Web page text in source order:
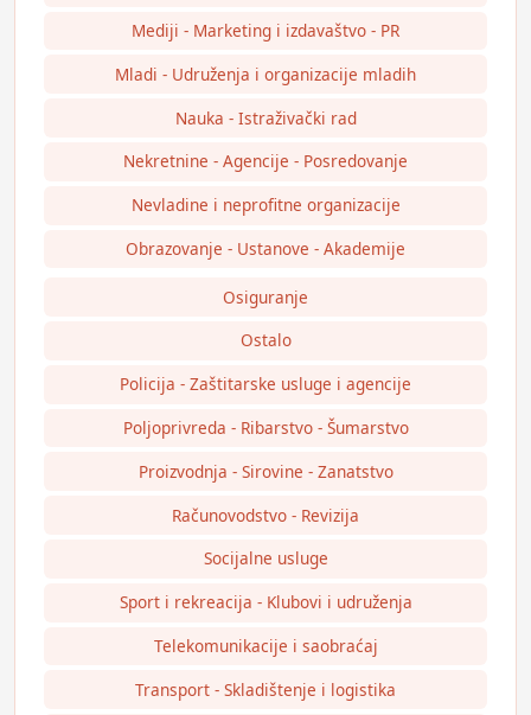
Mediji - Marketing i izdavaštvo - PR
Mladi - Udruženja i organizacije mladih
Nauka - Istraživački rad
Nekretnine - Agencije - Posredovanje
Nevladine i neprofitne organizacije
Obrazovanje - Ustanove - Akademije
Osiguranje
Ostalo
Policija - Zaštitarske usluge i agencije
Poljoprivreda - Ribarstvo - Šumarstvo
Proizvodnja - Sirovine - Zanatstvo
Računovodstvo - Revizija
Socijalne usluge
Sport i rekreacija - Klubovi i udruženja
Telekomunikacije i saobraćaj
Transport - Skladištenje i logistika